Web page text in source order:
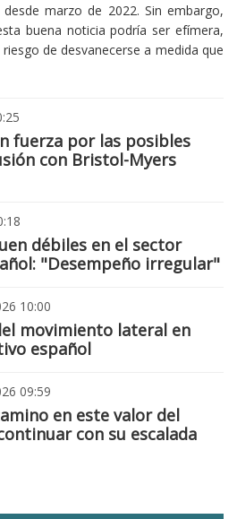
marzo de 2022. Sin embargo,
buena noticia podría ser efímera,
de desvanecerse a medida que
fuerza por las posibles
con Bristol-Myers
débiles en el sector
"Desempeño irregular"
10:00
movimiento lateral en
español
09:59
en este valor del
con su escalada